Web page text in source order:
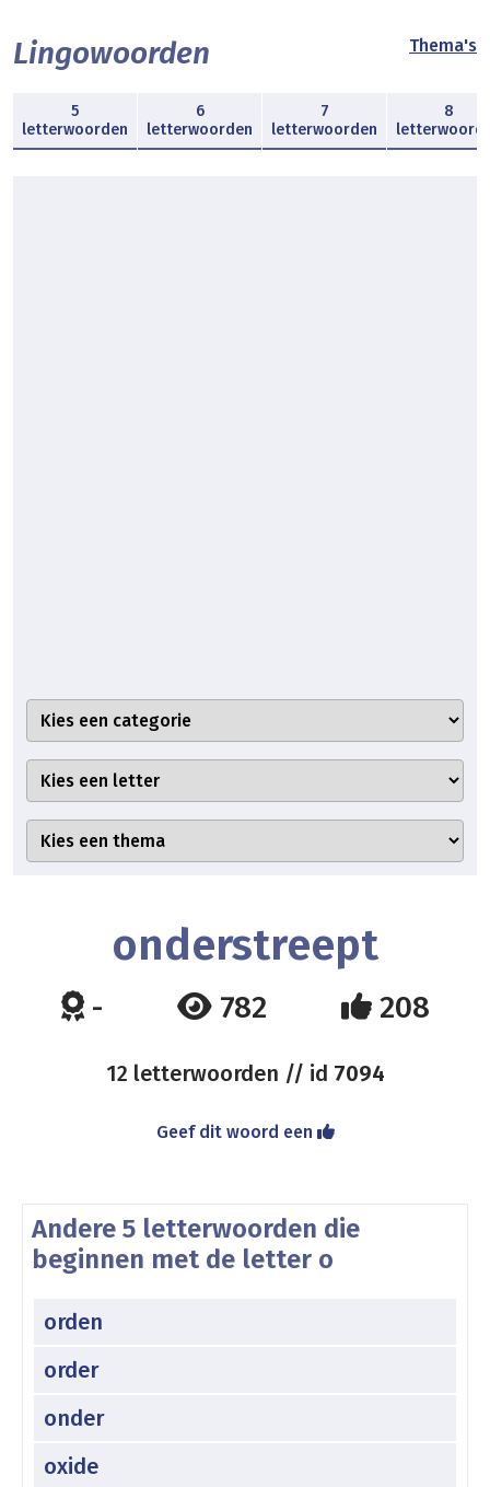
Lingowoorden Thema's
5
letterwoorden
6
letterwoorden
7
letterwoorden
8
onderstreept
- 782 208
12 letterwoorden // id 7094
Geef dit woord een
Andere 5 letterwoorden die
beginnen met de letter o
orden
order
onder
oxide